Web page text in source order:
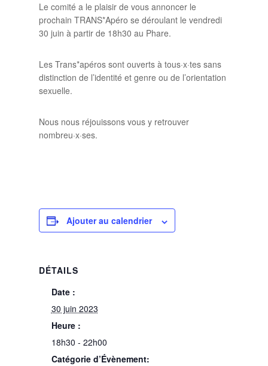
Le comité a le plaisir de vous annoncer le
prochain TRANS*Apéro se déroulant le vendredi
30 juin à partir de 18h30 au Phare.
Les Trans*apéros sont ouverts à tous·x·tes sans
distinction de l’identité et genre ou de l’orientation
sexuelle.
Nous nous réjouissons vous y retrouver
nombreu·x·ses.
Ajouter au calendrier
DÉTAILS
Date :
30 juin 2023
Heure :
18h30 - 22h00
Catégorie d’Évènement: